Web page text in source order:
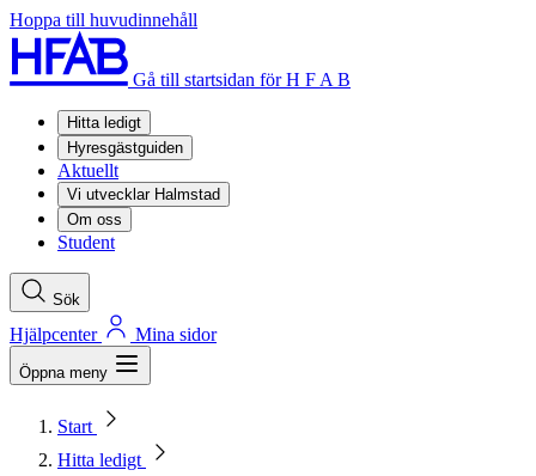
Hoppa till huvudinnehåll
Gå till startsidan för H F A B
Hitta ledigt
Hyresgästguiden
Aktuellt
Vi utvecklar Halmstad
Om oss
Student
Sök
Hjälpcenter Mina sidor
Öppna meny
Start
Hitta ledigt